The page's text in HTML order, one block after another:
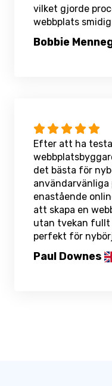
vilket gjorde
webbplats
Bobbie
Efter att ha
det bästa för
användarvänliga
enastående
att skapa en
utan tvekan fullt
perfekt för
Paul Downes